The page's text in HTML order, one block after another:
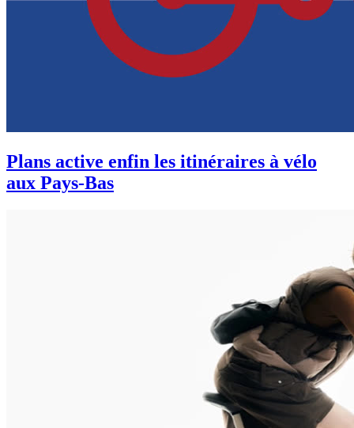
Plans active enfin les itinéraires à vélo
aux Pays-Bas